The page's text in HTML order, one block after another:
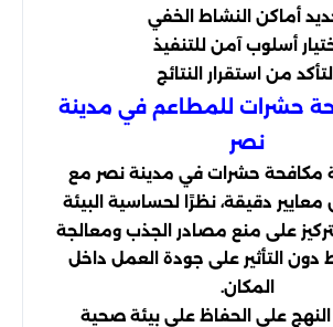
أماكن النشاط الخفي
أسلوب آمن للتنفيذ
التأكد من استقرار النتائج
حشرات للمطاعم في مدينة
نصر
مكافحة حشرات في مدينة نصر مع
دقيقة، نظرًا لحساسية البيئة
التركيز على منع مصادر الجذب ومعالجة
دون التأثير على جودة العمل داخل
المكان.
على الحفاظ على بيئة صحية